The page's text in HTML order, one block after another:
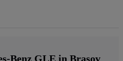
Benz GLE in Brasov